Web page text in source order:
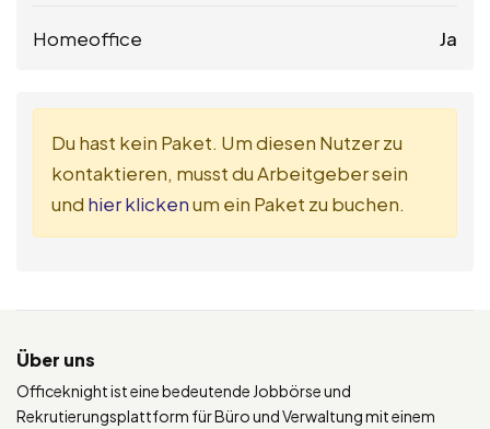
Homeoffice Ja
Du hast kein Paket. Um diesen Nutzer zu
kontaktieren, musst du Arbeitgeber sein
und hier klickenum ein Paket zu buchen.
Über uns
Officeknight ist eine bedeutende Jobbörse und
Rekrutierungsplattform für Büro und Verwaltung mit einem